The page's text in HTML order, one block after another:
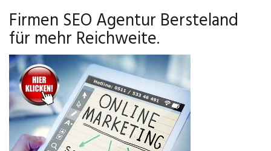
Firmen SEO Agentur Bersteland
für mehr Reichweite.